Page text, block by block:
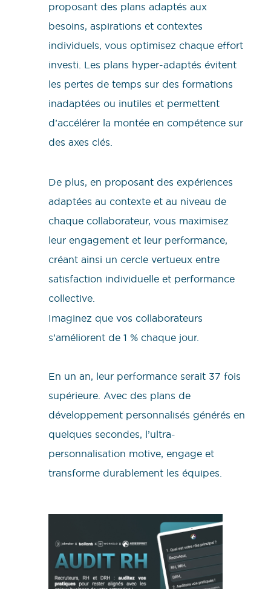
proposant des plans adaptés aux
besoins, aspirations et contextes
individuels, vous optimisez chaque effort
investi. Les plans hyper-adaptés évitent
les pertes de temps sur des formations
inadaptées ou inutiles et permettent
d’accélérer la montée en compétence sur
des axes clés.
De plus, en proposant des expériences
adaptées au contexte et au niveau de
chaque collaborateur, vous maximisez
leur engagement et leur performance,
créant ainsi un cercle vertueux entre
satisfaction individuelle et performance
collective.
Imaginez que vos collaborateurs
s’améliorent de 1 % chaque jour.
En un an, leur performance serait 37 fois
supérieure. Avec des plans de
développement personnalisés générés en
quelques secondes, l’ultra-
personnalisation motive, engage et
transforme durablement les équipes.